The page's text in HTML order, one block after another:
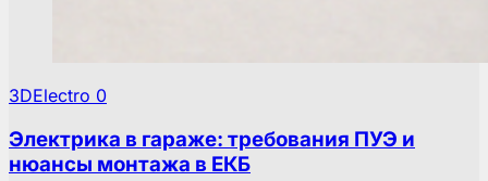
3DElectro 0
Электрика в гараже: требования ПУЭ и
нюансы монтажа в ЕКБ